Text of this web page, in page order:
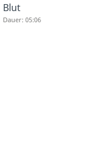
Blut
Dauer: 05:06